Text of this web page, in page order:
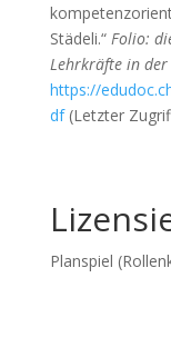
Städeli.“ Folio:
Lehrkräfte in
https://
df(Letzter
Planspiel